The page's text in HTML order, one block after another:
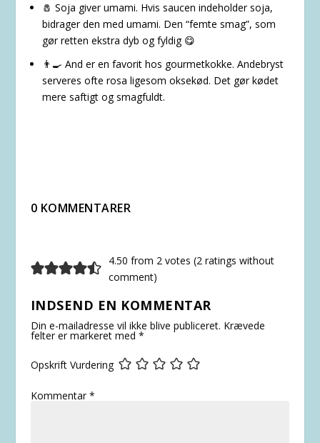
🧂 Soja giver umami. Hvis saucen indeholder soja,
bidrager den med umami. Den “femte smag”, som
gør retten ekstra dyb og fyldig 😋
👨‍🍳 And er en favorit hos gourmetkokke. Andebryst
serveres ofte rosa ligesom oksekød. Det gør kødet
mere saftigt og smagfuldt.
0 KOMMENTARER
4.50 from 2 votes (2 ratings without
comment)
INDSEND EN KOMMENTAR
Din e-mailadresse vil ikke blive publiceret. Krævede
felter er markeret med *
Opskrift Vurdering
Kommentar*